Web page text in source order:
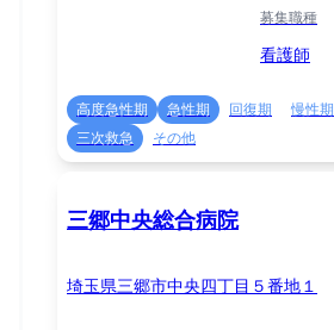
募集職種
看護師
高度急性期 急性期 回復期 慢性期
三次救急
その他
三郷中央総合病院
埼玉県三郷市中央四丁目５番地１